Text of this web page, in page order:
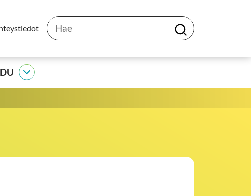
Hae
H
a
JEDU
alasivut